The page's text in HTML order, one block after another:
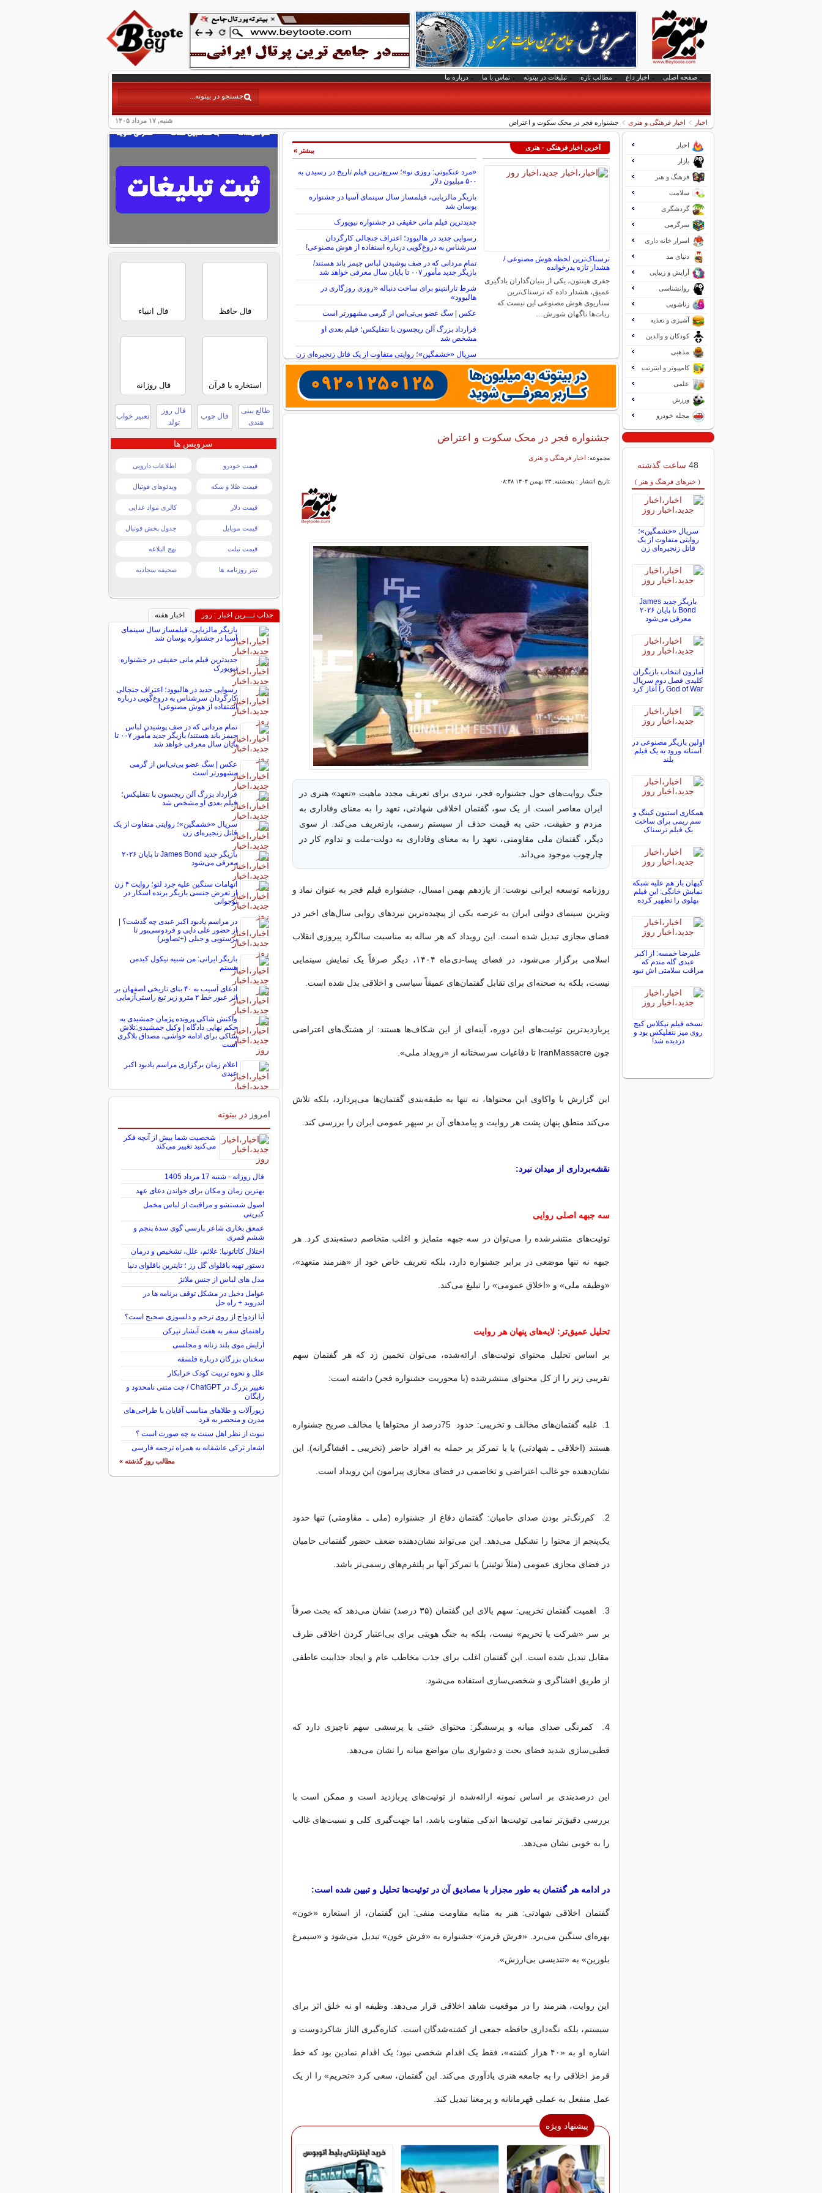
صفحه اصلی اخبار داغ مطالب تازه تبلیغات در بیتوته تماس با ما درباره ما
شنبه, ۱۷ مرداد ۱۴۰۵ اخبار اخبار فرهنگی و هنری جشنواره فجر در محک سکوت و اعتراض
آخرین اخبار فرهنگی - هنری
ترسناک‌ترین لحظه هوش مصنوعی /
هشدار تازه پدرخوانده
جفری هینتون، یکی از بنیان‌گذاران یادگیری
عمیق، هشدار داده که ترسناک‌ترین
سناریوی هوش مصنوعی این نیست که
ربات‌ها ناگهان شورش…
«مرد عنکبوتی: روزی نو»؛ سریع‌ترین فیلم تاریخ در رسیدن به
۵۰۰ میلیون دلار
بازیگر مالزیایی، فیلمساز سال سینمای آسیا در جشنواره
بوسان شد
جدیدترین فیلم مانی حقیقی در جشنواره نیویورک
رسوایی جدید در هالیوود؛ اعتراف جنجالی کارگردان
سرشناس به دروغ‌گویی درباره استفاده از هوش مصنوعی!
تمام مردانی که در صف پوشیدن لباس جیمز باند هستند/
بازیگر جدید مأمور ۰۰۷ تا پایان سال معرفی خواهد شد
شرط تارانتینو برای ساخت دنباله «روزی روزگاری در
هالیوود»
عکس | سگ عضو بی‌تی‌اس از گرمی مشهورتر است
قرارداد بزرگ آلن ریچسون با نتفلیکس؛ فیلم بعدی او
مشخص شد
سریال «خشمگین»؛ روایتی متفاوت از یک قاتل زنجیره‌ای زن
بیشتر »
جشنواره فجر در محک سکوت و اعتراض
مجموعه: اخبار فرهنگی و هنری
تاریخ انتشار : پنجشنبه, ۲۳ بهمن ۱۴۰۴ ۰۸:۴۸
جنگ روایت‌های حول جشنواره فجر، نبردی برای تعریف مجدد ماهیت «تعهد» هنری در
ایران معاصر است. از یک سو، گفتمان اخلاقی شهادتی، تعهد را به معنای وفاداری به
مردم و حقیقت، حتی به قیمت حذف از سیستم رسمی، بازتعریف می‌کند. از سوی
دیگر، گفتمان ملی مقاومتی، تعهد را به معنای وفاداری به دولت-ملت و تداوم کار در
چارچوب موجود می‌داند.
روزنامه توسعه ایرانی نوشت: از یازدهم بهمن امسال، جشنواره فیلم فجر به عنوان نماد و
ویترین سینمای دولتی ایران به عرصه یکی از پیچیده‌ترین نبردهای روایی سال‌های اخیر در
فضای مجازی تبدیل شده است. این رویداد که هر ساله به مناسبت سالگرد پیروزی انقلاب
اسلامی برگزار می‌شود، در فضای پسا-دی‌ماه ۱۴۰۴، دیگر صرفاً یک نمایش سینمایی
نیست، بلکه به صحنه‌ای برای تقابل گفتمان‌های عمیقاً سیاسی و اخلاقی بدل شده است.
پربازدیدترین توئیت‌های این دوره، آینه‌ای از این شکاف‌ها هستند: از هشتگ‌های اعتراضی
چون IranMassacre تا دفاعیات سرسختانه از «رویداد ملی».
این گزارش با واکاوی این محتواها، نه تنها به طبقه‌بندی گفتمان‌ها می‌پردازد، بلکه تلاش
می‌کند منطق پنهان پشت هر روایت و پیامدهای آن بر سپهر عمومی ایران را بررسی کند.
نقشه‌برداری از میدان نبرد:
سه جبهه اصلی روایی
توئیت‌‌های منتشرشده را می‌توان در سه جبهه متمایز و اغلب متخاصم دسته‌بندی کرد. هر
جبهه نه تنها موضعی در برابر جشنواره دارد، بلکه تعریف خاص خود از «هنرمند متعهد»،
«وظیفه ملی» و «اخلاق عمومی» را تبلیغ می‌کند.
تحلیل عمیق‌تر: لایه‌های پنهان هر روایت
بر اساس تحلیل محتوای توئیت‌‌های ارائه‌شده، می‌توان تخمین زد که هر گفتمان سهم
تقریبی زیر را از کل محتوای منتشرشده (با محوریت جشنواره فجر) داشته است:
1. غلبه گفتمان‌های مخالف و تخریبی: حدود 75درصد از محتواها یا مخالف صریح جشنواره
هستند (اخلاقی ـ شهادتی) یا با تمرکز بر حمله به افراد حاضر (تخریبی ـ افشاگرانه). این
نشان‌دهنده جو غالب اعتراضی و تخاصمی در فضای مجازی پیرامون این رویداد است.
2. کم‌رنگ‌تر بودن صدای حامیان: گفتمان دفاع از جشنواره (ملی ـ مقاومتی) تنها حدود
یک‌پنجم از محتوا را تشکیل می‌دهد. این می‌تواند نشان‌دهنده ضعف حضور گفتمانی حامیان
در فضای مجازی عمومی (مثلاً توئیتر) یا تمرکز آنها بر پلتفرم‌های رسمی‌تر باشد.
3. اهمیت گفتمان تخریبی: سهم بالای این گفتمان (۳۵ درصد) نشان می‌دهد که بحث صرفاً
بر سر «شرکت یا تحریم» نیست، بلکه به جنگ هویتی برای بی‌اعتبار کردن اخلاقی طرف
مقابل تبدیل شده است. این گفتمان اغلب برای جذب مخاطب عام و ایجاد جذابیت عاطفی
از طریق افشاگری و شخصی‌سازی استفاده می‌شود.
4. کمرنگی صدای میانه و پرسشگر: محتوای خنثی یا پرسشی سهم ناچیزی دارد که
قطبی‌سازی شدید فضای بحث و دشواری بیان مواضع میانه را نشان می‌دهد.
این درصدبندی بر اساس نمونه ارائه‌شده از توئیت‌‌های پربازدید است و ممکن است با
بررسی دقیق‌تر تمامی توئیت‌‌ها اندکی متفاوت باشد، اما جهت‌گیری کلی و نسبت‌های غالب
را به خوبی نشان می‌دهد.
در ادامه هر گفتمان به طور مجزار با مصادیق آن در توئیت‌ها تحلیل و تبیین شده است:
گفتمان اخلاقی شهادتی: هنر به مثابه مقاومت منفی: این گفتمان، از استعاره «خون»
بهره‌ای سنگین می‌برد. «فرش قرمز» جشنواره به «فرش خون» تبدیل می‌شود و «سیمرغ
بلورین» به «تندیسی بی‌ارزش».
این روایت، هنرمند را در موقعیت شاهد اخلاقی قرار می‌دهد. وظیفه او نه خلق اثر برای
سیستم، بلکه نگه‌داری حافظه جمعی از کشته‌شدگان است. کناره‌گیری الناز شاکردوست و
اشاره او به «۴۰ هزار کشته»، فقط یک اقدام شخصی نبود؛ یک اقدام نمادین بود که خط
قرمز اخلاقی را به جامعه هنری یادآوری می‌کند. این گفتمان، سعی کرد «تحریم» را از یک
عمل منفعل به عملی قهرمانانه و پرمعنا تبدیل کند.
پیشنهاد ویژه
اخبار
بازار
فرهنگ و هنر
سلامت
گردشگری
سرگرمی
اسرار خانه داری
دنیای مد
آرایش و زیبایی
روانشناسی
زناشویی
آشپزی و تغذیه
کودکان و والدین
مذهبی
کامپیوتر و اینترنت
علمی
ورزش
مجله خودرو
48 ساعت گذشته
( خبرهای فرهنگ و هنر )
سریال «خشمگین»؛
روایتی متفاوت از یک
قاتل زنجیره‌ای زن
بازیگر جدید James
Bond تا پایان ۲۰۲۶
معرفی می‌شود
آمازون انتخاب بازیگران
کلیدی فصل دوم سریال
God of War را آغاز کرد
اولین بازیگر مصنوعی در
آستانه ورود به یک فیلم
بلند
همکاری استیون کینگ و
سم ریمی برای ساخت
یک فیلم ترسناک
کیهان باز هم علیه شبکه
نمابش خانگی: این فیلم
پهلوی را تطهیر کرده
علیرضا خمسه: از اکبر
عبدی گله مندم که
مراقب سلامتی اش نبود
نسخه فیلم نیکلاس کیج
روی میز نتفلیکس بود و
دزدیده شد!
فال حافظ فال انبیاء
استخاره با قرآن فال روزانه
طالع بینی
هندی
فال چوب
فال روز
تولد
تعبیر خواب
سرویس ها
قیمت خودرو اطلاعات دارویی
قیمت طلا و سکه ویدئوهای فوتبال
قیمت دلار کالری مواد غذایی
قیمت موبایل جدول پخش فوتبال
قیمت تبلت نهج البلاغه
تیتر روزنامه ها صحیفه سجادیه
جذاب تـــرین اخبار : روز
اخبار هفته
بازیگر مالزیایی، فیلمساز سال سینمای
آسیا در جشنواره بوسان شد
جدیدترین فیلم مانی حقیقی در جشنواره
نیویورک
رسوایی جدید در هالیوود؛ اعتراف جنجالی
کارگردان سرشناس به دروغ‌گویی درباره
استفاده از هوش مصنوعی!
تمام مردانی که در صف پوشیدن لباس
جیمز باند هستند/ بازیگر جدید مأمور ۰۰۷ تا
پایان سال معرفی خواهد شد
عکس | سگ عضو بی‌تی‌اس از گرمی
مشهورتر است
قرارداد بزرگ آلن ریچسون با نتفلیکس؛
فیلم بعدی او مشخص شد
سریال «خشمگین»؛ روایتی متفاوت از یک
قاتل زنجیره‌ای زن
بازیگر جدید James Bond تا پایان ۲۰۲۶
معرفی می‌شود
اتهامات سنگین علیه جرد لتو؛ روایت ۴ زن
از تعرض جنسی بازیگر برنده اسکار در
نوجوانی
در مراسم یادبود اکبر عبدی چه گذشت؟ |
از حضور علی دایی و فردوسی‌پور تا
پرستویی و جبلی (+تصاویر)
بازیگر ایرانی: من شبیه نیکول کیدمن
هستم
ادعای آسیب به ۴۰ بنای تاریخی اصفهان بر
اثر عبور خط ۲ مترو زیر تیغ راستی‌آزمایی
واکنش شاکی پرونده پژمان جمشیدی به
حکم نهایی دادگاه | وکیل جمشیدی:تلاش
شاکی برای ادامه حواشی، مصداق بلاگری
است
اعلام زمان برگزاری مراسم یادبود اکبر
عبدی
امروز در بیتوته
شخصیت شما بیش از آنچه فکر
می‌کنید تغییر می‌کند
فال روزانه - شنبه 17 مرداد 1405
بهترین زمان و مکان برای خواندن دعای عهد
اصول شستشو و مراقبت از لباس مخمل
کبریتی
عمعق بخاری شاعر پارسی گوی سدهٔ پنجم و
ششم قمری
اختلال کاتاتونیا: علائم، علل، تشخیص و درمان
دستور تهیه باقلوای گل رز ؛ تاپترین باقلوای دنیا
مدل های لباس از جنس ملانژ
عوامل دخیل در مشکل توقف برنامه ها در
اندروید + راه حل
آیا ازدواج از روی ترحم و دلسوزی صحیح است؟
راهنمای سفر به هفت آبشار تیرکن
آرایش موی بلند زنانه و مجلسی
سخنان بزرگان درباره فلسفه
علل و نحوه تربیت کودک خرابکار
تغییر بزرگ در ChatGPT / چت متنی نامحدود و
رایگان
زیورآلات و طلاهای مناسب آقایان با طراحی‌های
مدرن و منحصر به فرد
نبوت از نظر اهل سنت به چه صورت است ؟
اشعار ترکی عاشقانه به همراه ترجمه فارسی
مطالب روز گذشته »